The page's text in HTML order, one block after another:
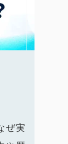
ぜ実